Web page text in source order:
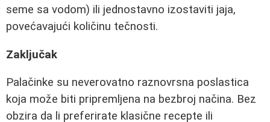
seme sa vodom) ili jednostavno izostaviti jaja,
povećavajući količinu tečnosti.
Zaključak
Palačinke su neverovatno raznovrsna poslastica
koja može biti pripremljena na bezbroj načina. Bez
obzira da li preferirate klasične recepte ili